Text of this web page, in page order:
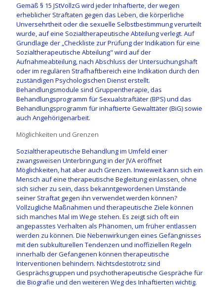
Gemäß § 15 JStVollzG wird jeder Inhaftierte, der wegen
erheblicher Straftaten gegen das Leben, die körperliche
Unversehrtheit oder die sexuelle Selbstbestimmung verurteilt
wurde, auf eine Sozialtherapeutische Abteilung verlegt. Auf
Grundlage der „Checkliste zur Prüfung der Indikation für eine
Sozialtherapeutische Abteilung" wird auf der
Aufnahmeabteilung, nach Abschluss der Untersuchungshaft
oder im regulären Strafhaftbereich eine Indikation durch den
zuständigen Psychologischen Dienst erstellt.
Behandlungsmodule sind Gruppentherapie, das
Behandlungsprogramm für Sexualstraftäter (BPS) und das
Behandlungsprogramm für inhaftierte Gewalttäter (BiG) sowie
auch Angehörigenarbeit.
Möglichkeiten und Grenzen
Sozialtherapeutische Behandlung im Umfeld einer
zwangsweisen Unterbringung in der JVA eröffnet
Möglichkeiten, hat aber auch Grenzen. Inwieweit kann sich ein
Mensch auf eine therapeutische Begleitung einlassen, ohne
sich sicher zu sein, dass bekanntgewordenen Umstände
seiner Straftat gegen ihn verwendet werden können?
Vollzugliche Maßnahmen und therapeutische Ziele können
sich manches Mal im Wege stehen. Es zeigt sich oft ein
angepasstes Verhalten als Phänomen, um früher entlassen
werden zu können. Die Nebenwirkungen eines Gefängnisses
mit den subkulturellen Tendenzen und inoffiziellen Regeln
innerhalb der Gefangenen können therapeutische
Interventionen behindern. Nichtsdestotrotz sind
Gesprächsgruppen und psychotherapeutische Gespräche für
die Biografie und den weiteren Weg des Inhaftierten wichtig.